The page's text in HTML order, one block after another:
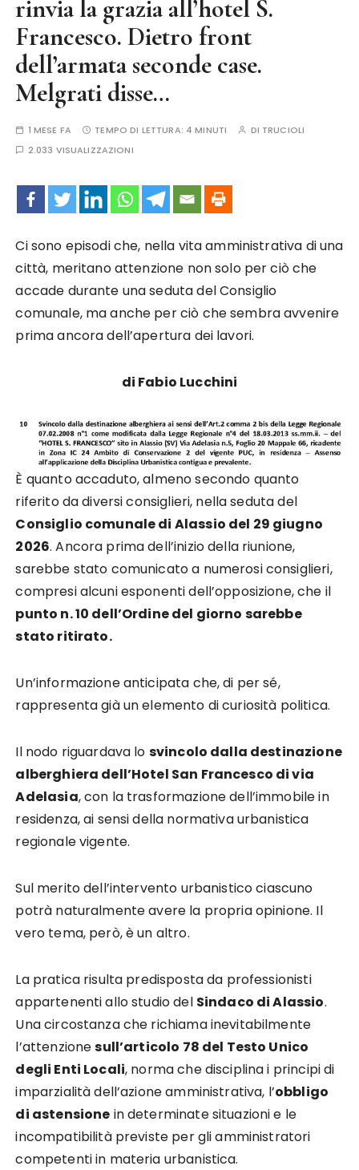
rinvia la grazia all’hotel S.
Francesco. Dietro front
dell’armata seconde case.
Melgrati disse…
1 MESE FA TEMPO DI LETTURA: 4 MINUTI DI TRUCIOLI
2.033 VISUALIZZAZIONI
Ci sono episodi che, nella vita amministrativa di una
città, meritano attenzione non solo per ciò che
accade durante una seduta del Consiglio
comunale, ma anche per ciò che sembra avvenire
prima ancora dell’apertura dei lavori.
di Fabio Lucchini
È quanto accaduto, almeno secondo quanto
riferito da diversi consiglieri, nella seduta del
Consiglio comunale di Alassio del 29 giugno
2026. Ancora prima dell’inizio della riunione,
sarebbe stato comunicato a numerosi consiglieri,
compresi alcuni esponenti dell’opposizione, che il
punto n. 10 dell’Ordine del giorno sarebbe
stato ritirato.
Un’informazione anticipata che, di per sé,
rappresenta già un elemento di curiosità politica.
Il nodo riguardava lo svincolo dalla destinazione
alberghiera dell’Hotel San Francesco di via
Adelasia, con la trasformazione dell’immobile in
residenza, ai sensi della normativa urbanistica
regionale vigente.
Sul merito dell’intervento urbanistico ciascuno
potrà naturalmente avere la propria opinione. Il
vero tema, però, è un altro.
La pratica risulta predisposta da professionisti
appartenenti allo studio del Sindaco di Alassio.
Una circostanza che richiama inevitabilmente
l’attenzionesull’articolo 78 del Testo Unico
degli Enti Locali, norma che disciplina i principi di
imparzialità dell’azione amministrativa, l’obbligo
di astensione in determinate situazioni e le
incompatibilità previste per gli amministratori
competenti in materia urbanistica.